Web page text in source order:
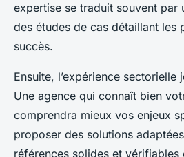
expertise se traduit souvent
des études de cas détaillant les
succès.
Ensuite, l’expérience sectorielle
Une agence qui connaît bien
comprendra mieux vos enjeux
proposer des solutions
références solides et vérifiables